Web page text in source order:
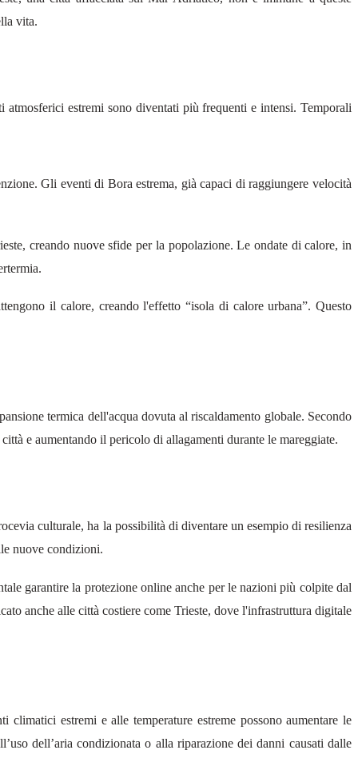
vita.
estremi sono diventati più frequenti e intensi. Temporali
Gli eventi di Bora estrema, già capaci di raggiungere velocità
creando nuove sfide per la popolazione. Le ondate di calore, in
il calore, creando l'effetto “isola di calore urbana”. Questo
termica dell'acqua dovuta al riscaldamento globale. Secondo
e aumentando il pericolo di allagamenti durante le mareggiate.
culturale, ha la possibilità di diventare un esempio di resilienza
nuove condizioni.
garantire la protezione online anche per le nazioni più colpite dal
anche alle città costiere come Trieste, dove l'infrastruttura digitale
estremi e alle temperature estreme possono aumentare le
dell’aria condizionata o alla riparazione dei danni causati dalle